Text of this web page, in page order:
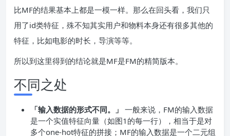
比MF的结果基本上都是一模一样。那么在回头看，我们只
用了id类特征，殊不知其实用户和物料本身还有很多其他的
特征，比如电影的时长，导演等等。
所以到这里得到的结论就是MF是FM的精简版本。
不同之处
「输入数据的形式不同。」 一般来说，FM的输入数据
是一个实值特征向量（如图1的每一行），相当于是对
多个one-hot特征的拼接；MF的输入数据是一个二元组